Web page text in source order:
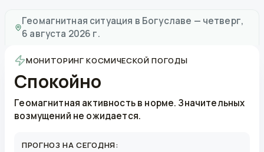
Геомагнитная ситуация в Богуславе — четверг,
6 августа 2026 г.
МОНИТОРИНГ КОСМИЧЕСКОЙ ПОГОДЫ
Спокойно
Геомагнитная активность в норме. Значительных
возмущений не ожидается.
ПРОГНОЗ НА СЕГОДНЯ: